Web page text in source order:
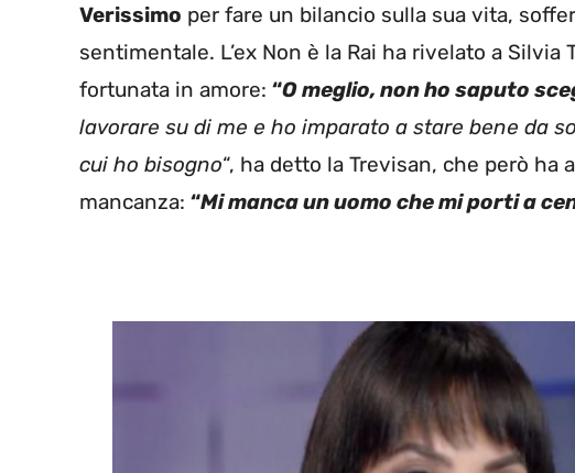
Verissimo per fare un bilancio sulla sua vita,
sentimentale. L’ex Non è la Rai ha rivelato a
fortunata in amore: “O meglio, non ho saputo
lavorare su di me e ho imparato a stare bene da
cui ho bisogno“, ha detto la Trevisan, che però
mancanza: “Mi manca un uomo che mi porti a